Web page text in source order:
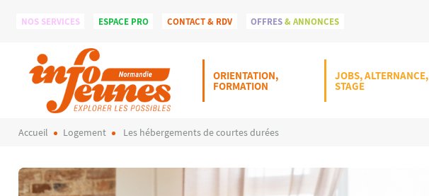
NOS SERVICES ESPACE PRO CONTACT & RDV OFFRES& ANNONCES
ORIENTATION,
FORMATION
JOBS, ALTERNANCE,
STAGE
Accueil Logement Les hébergements de courtes durées